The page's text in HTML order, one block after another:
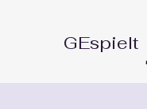
GEspielt